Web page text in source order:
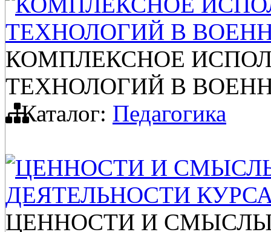
ТЕХНОЛОГИЙ В
КОМПЛЕКСНОЕ
ТЕХНОЛОГИЙ В
Каталог: Педагогика
ЦЕННОСТИ И
ДЕЯТЕЛЬНОСТИ
ЦЕННОСТИ И